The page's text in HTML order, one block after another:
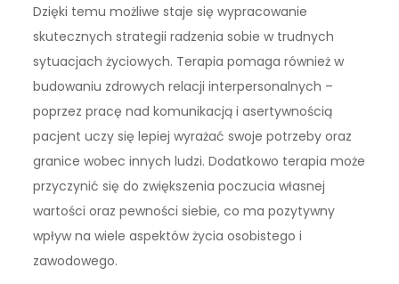
Dzięki temu możliwe staje się wypracowanie
skutecznych strategii radzenia sobie w trudnych
sytuacjach życiowych. Terapia pomaga również w
budowaniu zdrowych relacji interpersonalnych –
poprzez pracę nad komunikacją i asertywnością
pacjent uczy się lepiej wyrażać swoje potrzeby oraz
granice wobec innych ludzi. Dodatkowo terapia może
przyczynić się do zwiększenia poczucia własnej
wartości oraz pewności siebie, co ma pozytywny
wpływ na wiele aspektów życia osobistego i
zawodowego.